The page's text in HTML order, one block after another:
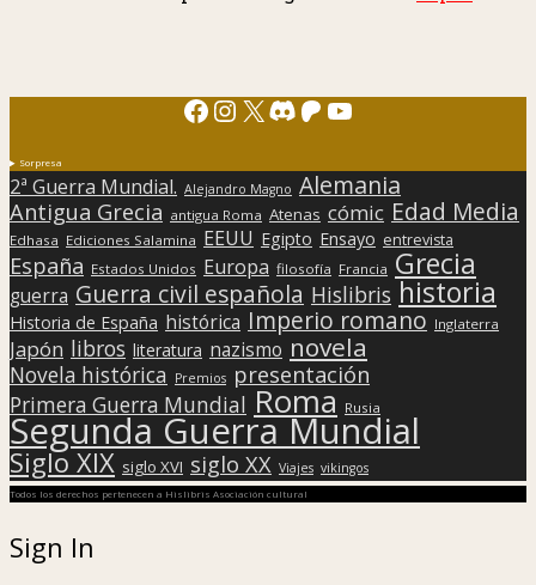
Facebook
Instagram
X Discord
Patreon
YouTube
Sorpresa
2ª Guerra Mundial. Alejandro Magno Alemania
Antigua Grecia antigua Roma Atenas cómic Edad Media
Edhasa Ediciones Salamina EEUU Egipto Ensayo entrevista
España Estados Unidos Europa filosofía Francia Grecia
guerra Guerra civil española Hislibris historia
Historia de España histórica Imperio romano Inglaterra
Japón libros literatura nazismo novela
Novela histórica Premios presentación
Primera Guerra Mundial Roma Rusia
Segunda Guerra Mundial
Siglo XIX siglo XVI siglo XX Viajes vikingos
Todos los derechos pertenecen a Hislibris Asociación cultural
Sign In